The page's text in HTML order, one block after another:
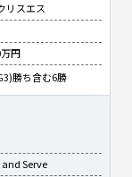
リスエス
円
勝ち含む6勝
Serve